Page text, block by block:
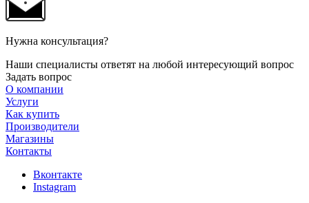
Нужна консультация?
Наши специалисты ответят на любой интересующий вопрос
Задать вопрос
О компании
Услуги
Как купить
Производители
Магазины
Контакты
Вконтакте
Instagram